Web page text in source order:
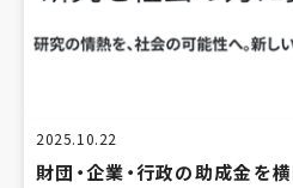
2025.10.22
財団・企業・行政の助成金を